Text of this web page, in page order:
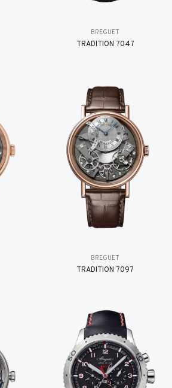
BREGUET
TRADITION 7047
BREGUET
TRADITION 7097